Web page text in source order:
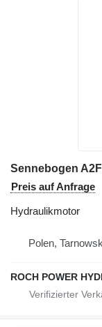
Preis auf Anfrage
Hydraulikmotor
Polen,
ROCH POWER